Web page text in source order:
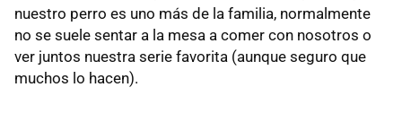
nuestro perro es uno más de la familia, normalmente
no se suele sentar a la mesa a comer con nosotros o
ver juntos nuestra serie favorita (aunque seguro que
muchos lo hacen).